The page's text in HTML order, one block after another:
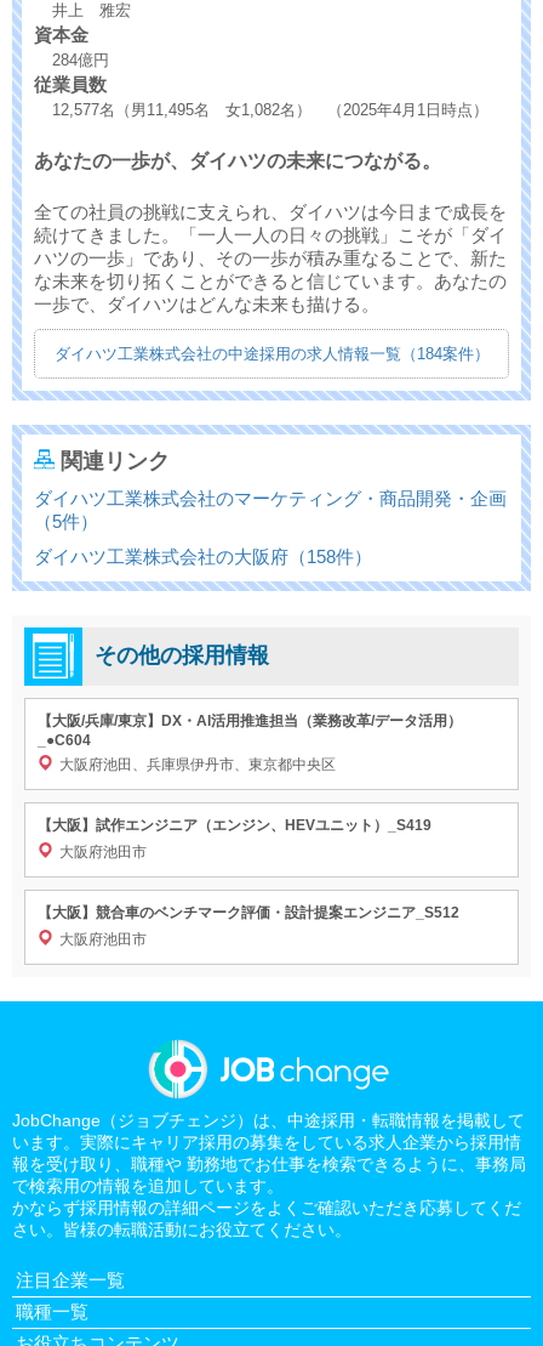
井上 雅宏
資本金
284億円
従業員数
12,577名（男11,495名 女1,082名） （2025年4月1日時点）
あなたの一歩が、ダイハツの未来につながる。
全ての社員の挑戦に支えられ、ダイハツは今日まで成長を
続けてきました。「一人一人の日々の挑戦」こそが「ダイ
ハツの一歩」であり、その一歩が積み重なることで、新た
な未来を切り拓くことができると信じています。あなたの
一歩で、ダイハツはどんな未来も描ける。
ダイハツ工業株式会社の中途採用の求人情報一覧（184案件）
関連リンク
ダイハツ工業株式会社のマーケティング・商品開発・企画
（5件）
ダイハツ工業株式会社の大阪府（158件）
その他の採用情報
【大阪/兵庫/東京】DX・AI活用推進担当（業務改革/データ活用）
_●C604
大阪府池田、兵庫県伊丹市、東京都中央区
【大阪】試作エンジニア（エンジン、HEVユニット）_S419
大阪府池田市
【大阪】競合車のベンチマーク評価・設計提案エンジニア_S512
大阪府池田市
JobChange（ジョブチェンジ）は、中途採用・転職情報を掲載して
います。実際にキャリア採用の募集をしている求人企業から採用情
報を受け取り、職種や 勤務地でお仕事を検索できるように、事務局
で検索用の情報を追加しています。
かならず採用情報の詳細ページをよくご確認いただき応募してくだ
さい。皆様の転職活動にお役立てください。
注目企業一覧
職種一覧